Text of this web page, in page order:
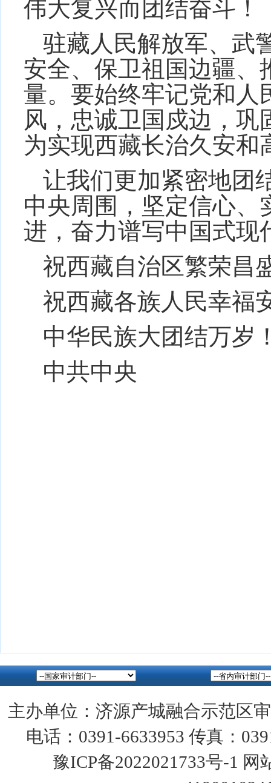
伟大复兴而团结奋斗！
驻藏人民解放军、武
安全、保卫祖国边疆、
量。要始终牢记党和人
风，忠诚卫国戍边，
为实现西藏长治久安和
让我们更加紧密地团
中央周围，坚定信心、
进，奋力谱写中国式现
祝西藏自治区繁荣昌
祝西藏各族人民幸福
中华民族大团结万岁
中共中央
主办单位：济源产城融合示范区
电话：0391-6633953 传真：
豫ICP备2022021733号-1 网